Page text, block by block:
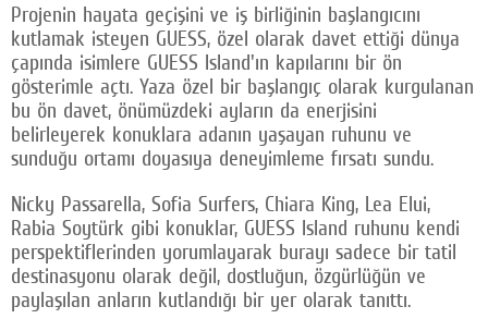
Projenin hayata geçişini ve iş birliğinin başlangıcını
kutlamak isteyen GUESS, özel olarak davet ettiği dünya
çapında isimlere GUESS Island'ın kapılarını bir ön
gösterimle açtı. Yaza özel bir başlangıç olarak kurgulanan
bu ön davet, önümüzdeki ayların da enerjisini
belirleyerek konuklara adanın yaşayan ruhunu ve
sunduğu ortamı doyasıya deneyimleme fırsatı sundu.
Nicky Passarella, Sofia Surfers, Chiara King, Lea Elui,
Rabia Soytürk gibi konuklar, GUESS Island ruhunu kendi
perspektiflerinden yorumlayarak burayı sadece bir tatil
destinasyonu olarak değil, dostluğun, özgürlüğün ve
paylaşılan anların kutlandığı bir yer olarak tanıttı.